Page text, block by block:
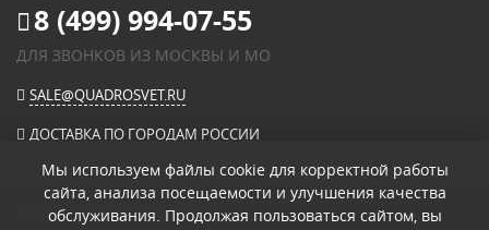
8 (499) 994-07-55
ДЛЯ ЗВОНКОВ ИЗ МОСКВЫ И МО
SALE@QUADROSVET.RU
ДОСТАВКА ПО ГОРОДАМ РОССИИ
ОПЛАЧИВАЙТЕ ПРИ ПОЛУЧЕНИИ
Мы используем файлы cookie для корректной работы
сайта, анализа посещаемости и улучшения качества
обслуживания. Продолжая пользоваться сайтом, вы